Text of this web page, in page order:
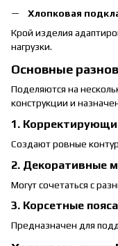
Хлопковая
Крой изделия
нагрузки.
Основные
Поделяются на
конструкции и
1.
Создают ровные
2. Декоративные
Могут сочетаться с
3. Корсетные пояса
Предназначен для